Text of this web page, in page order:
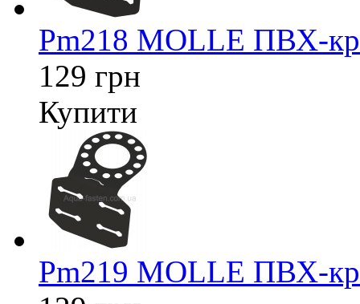
Pm218 MOLLE ПВХ-
129 грн
Купити
Pm219 MOLLE ПВХ-